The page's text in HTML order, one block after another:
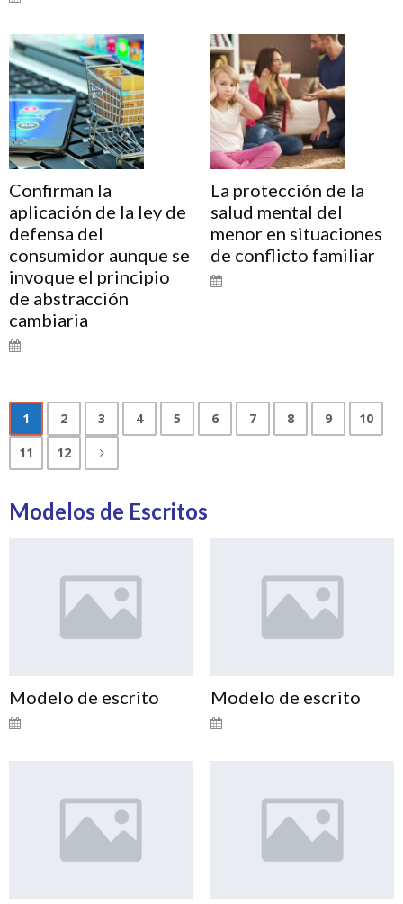
Confirman la
aplicación de la ley de
defensa del
consumidor aunque se
invoque el principio
de abstracción
cambiaria
La protección de la
salud mental del
menor en situaciones
de conflicto familiar
1 2 3 4 5 6 7 8 9
10
11
12
Modelos de Escritos
Modelo de escrito Modelo de escrito